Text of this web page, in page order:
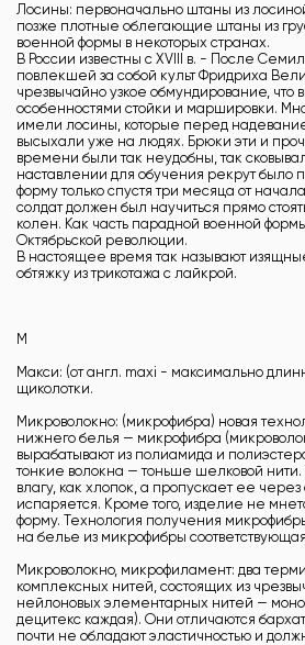
Лосины: первоначально штаны из
позже плотные облегающие штаны из
военной формы в некоторых странах.
В России известны с XVIII в. - После
повлекшей за собой культ Фридриха
чрезвычайно узкое обмундирование, что
особенностями стойки и маршировки.
имели лосины, которые перед
высыхали уже на людях. Брюки эти и
времени были так неудобны, так
наставлении для обучения рекрут было
форму только спустя три месяца от
солдат должен был научиться прямо
колен. Как часть парадной военной
Октябрьской революции.
В настоящее время так называют
обтяжку из трикотажа с лайкрой.
М
Макси: (от англ. maxi - максимально
щиколотки.
Микроволокно: (микрофибра) новая
нижнего белья — микрофибра
вырабатывают из полиамида и
тонкие волокна — тоньше шелковой нити.
влагу, как хлопок, а пропускает ее
испаряется. Кроме того, изделие не
форму. Технология получения
на белье из микрофибры
Микроволокно, микрофиламент: два
комплексных нитей, состоящих из
нейлоновых элементарных нитей —
децитекс каждая). Они отличаются
почти не обладают эластичностью и